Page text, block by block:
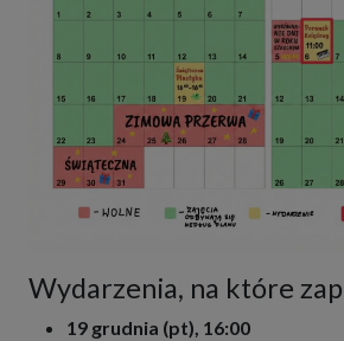
Wydarzenia, na które
19 grudnia (pt), 16:00